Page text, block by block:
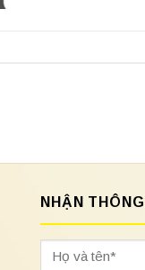
NHẬN